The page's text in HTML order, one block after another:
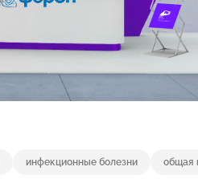
инфекционные болезни общая